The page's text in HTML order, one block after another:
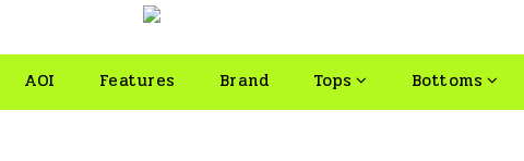
AOI Features Brand Tops Bottoms